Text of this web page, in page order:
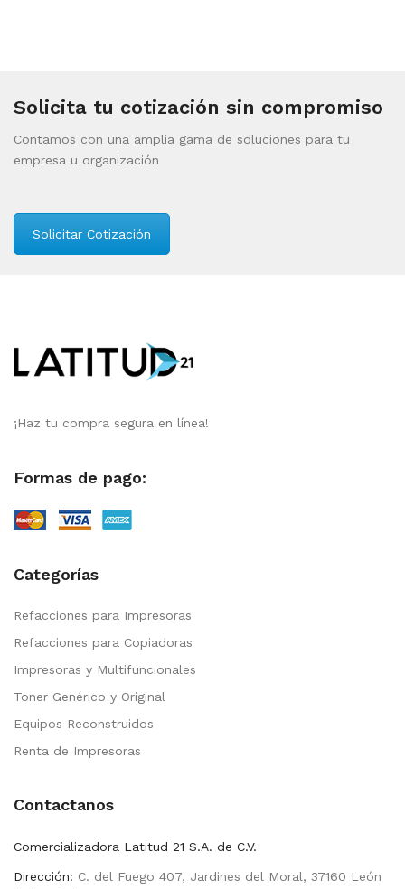
Solicita tu cotización sin compromiso
Contamos con una amplia gama de soluciones para tu
empresa u organización
Solicitar Cotización
¡Haz tu compra segura en línea!
Formas de pago:
Categorías
Refacciones para Impresoras
Refacciones para Copiadoras
Impresoras y Multifuncionales
Toner Genérico y Original
Equipos Reconstruidos
Renta de Impresoras
Contactanos
Comercializadora Latitud 21 S.A. de C.V.
Dirección: C. del Fuego 407, Jardines del Moral, 37160 León